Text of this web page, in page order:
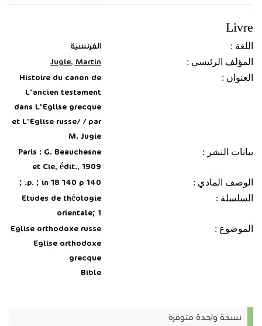
Livre
اللغة :
الفرنسية
المؤلف الرئيسي :
Jugie, Martin
العنوان :
Histoire du canon de
L'ancien testament
dans L'Eglise grecque
et L'Eglise russe/ / par
M. Jugie
بيانات النشر :
Paris : G. Beauchesne
et Cie, édit., 1909
الوصف المادي :
140 p. ; in 18 140 p. ;
السلسلة :
Etudes de théologie
orientale; 1
الموضوع :
Eglise orthodoxe russe
Eglise orthodoxe
grecque
Bible
نسخة واحدة متوفرة